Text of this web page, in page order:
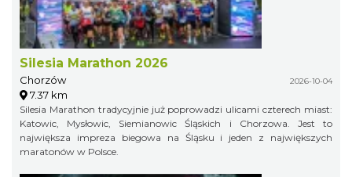
Silesia Marathon 2026
Chorzów 2026-10-04
7.37 km
Silesia Marathon tradycyjnie już poprowadzi ulicami czterech miast:
Katowic, Mysłowic, Siemianowic Śląskich i Chorzowa. Jest to
największa impreza biegowa na Śląsku i jeden z największych
maratonów w Polsce.